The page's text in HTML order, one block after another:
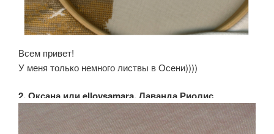
Всем привет!
У меня только немного листвы в Осени))))
2. Оксана или elloysamara, Лаванда Риолис